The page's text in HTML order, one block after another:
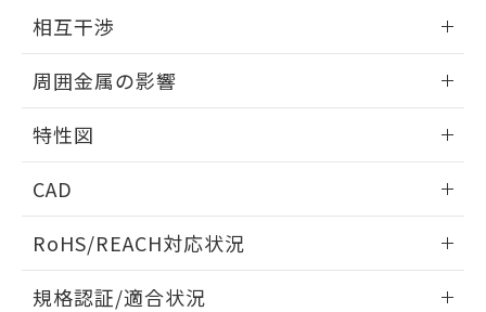
外形図
出力段回路図
相互干渉
相互干渉
A: 30mm以上、B: 20mm以上
周囲金属の影響
周囲金属の影響
特性図
検出物体の大きさと材質による影響
CAD
ドすることができます。
RoHS/REACH対応状況
規格認証/適合状況
ものではありません。
また、RoHS指令のフタル酸エステル類４
物質の対応では、対応完了までの期間は出
欄に対応日を記載しておりました。
既に当社にて対応品への在庫切替を完了
していることから、特段のことがない限
す。